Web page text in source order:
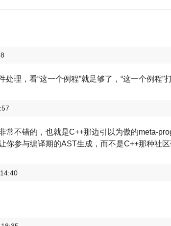
理，看“这一个例程”就足够了，“这一个例程”
常不错的，也就是C++那边引以为傲的meta-
你参与编译期的AST生成，而不是C++那种社区